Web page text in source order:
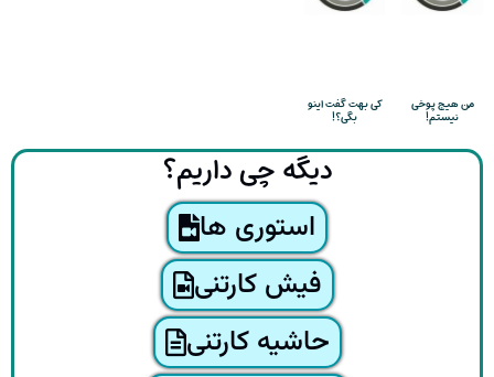
من هیچ پوخی
نیستم!
کی بهت گفت اینو
بگی؟!
دیگه چی داریم؟
استوری ها
فیش کارتنی
حاشیه کارتنی